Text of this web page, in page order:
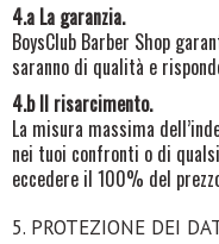
4.a La garanzia.
BoysClub Barber Shop
saranno di qualità e
4.b Il risarcimento.
La misura massima
nei tuoi confronti o di
eccedere il 100% del
5. PROTEZIONE DEI